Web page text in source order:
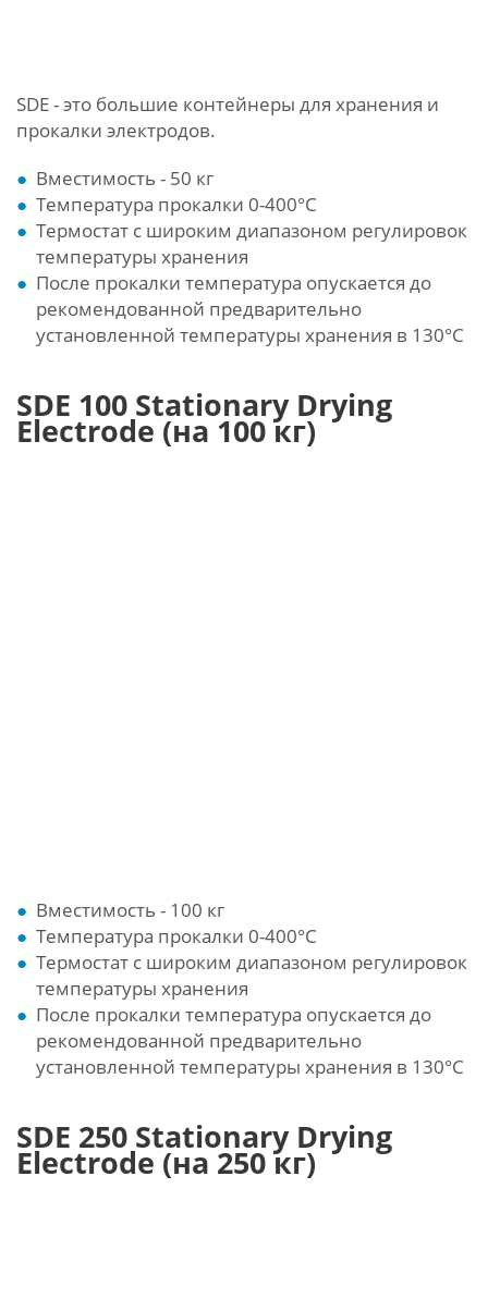
SDE - это большие контейнеры для хранения и
прокалки электродов.
Вместимость - 50 кг
Температура прокалки 0-400°С
Термостат с широким диапазоном регулировок
температуры хранения
После прокалки температура опускается до
рекомендованной предварительно
установленной температуры хранения в 130°С
SDE 100 Stationary Drying
Electrode (на 100 кг)
Вместимость - 100 кг
Температура прокалки 0-400°С
Термостат с широким диапазоном регулировок
температуры хранения
После прокалки температура опускается до
рекомендованной предварительно
установленной температуры хранения в 130°С
SDE 250 Stationary Drying
Electrode (на 250 кг)